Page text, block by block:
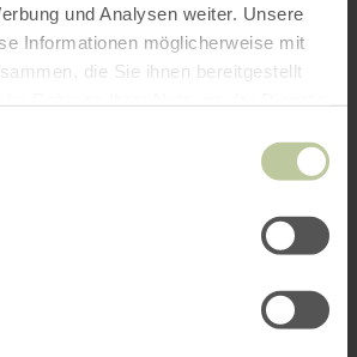
und Analysen weiter. Unsere
Informationen möglicherweise mit
die Sie ihnen bereitgestellt